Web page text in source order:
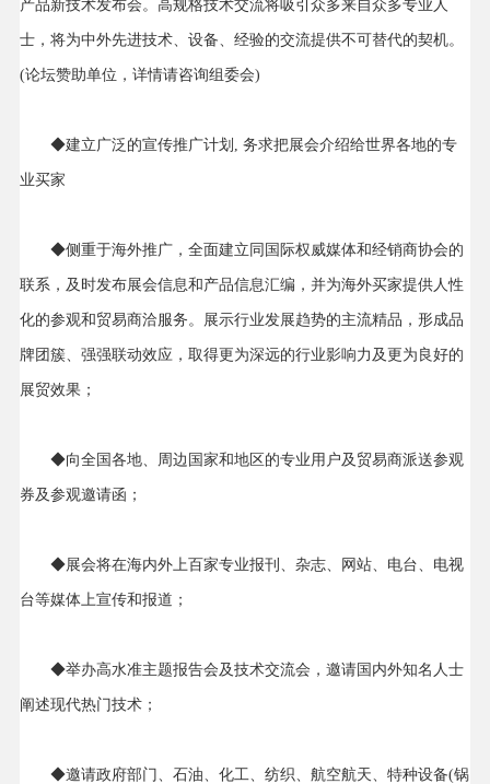
产品新技术发布会。高规格技术交流将吸引众多来自众多专业人
士，将为中外先进技术、设备、经验的交流提供不可替代的契机。
(论坛赞助单位，详情请咨询组委会)
◆建立广泛的宣传推广计划, 务求把展会介绍给世界各地的专
业买家
◆侧重于海外推广，全面建立同国际权威媒体和经销商协会的
联系，及时发布展会信息和产品信息汇编，并为海外买家提供人性
化的参观和贸易商洽服务。展示行业发展趋势的主流精品，形成品
牌团簇、强强联动效应，取得更为深远的行业影响力及更为良好的
展贸效果；
◆向全国各地、周边国家和地区的专业用户及贸易商派送参观
券及参观邀请函；
◆展会将在海内外上百家专业报刊、杂志、网站、电台、电视
台等媒体上宣传和报道；
◆举办高水准主题报告会及技术交流会，邀请国内外知名人士
阐述现代热门技术；
◆邀请政府部门、石油、化工、纺织、航空航天、特种设备(锅